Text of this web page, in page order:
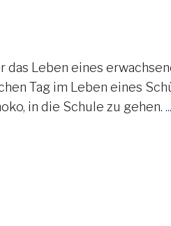
Leben eines
Tag im Leben eines
in die Schule zu gehen. ...